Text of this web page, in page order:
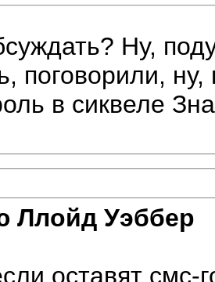
Ну,
поговорили,
в сиквеле
Ллойд Уэббер
оставят